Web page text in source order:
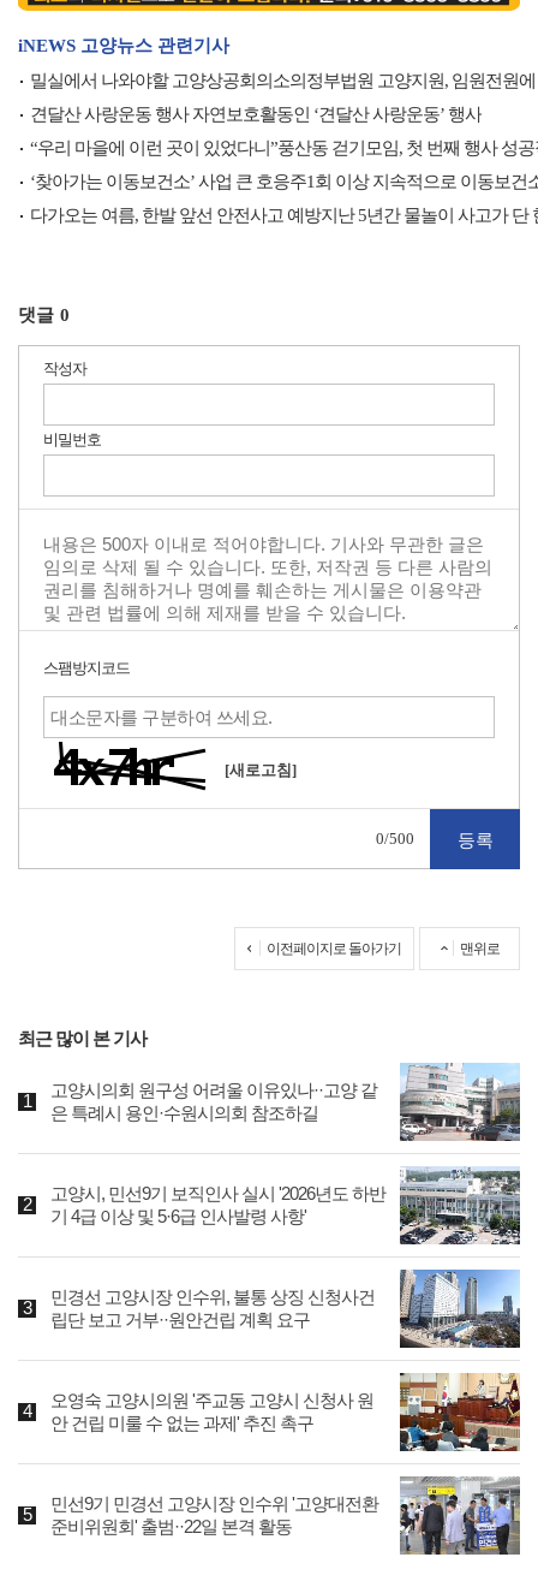
iNEWS 고양뉴스 관련기사
밀실에서 나와야할 고양상공회의소의정부법원 고양지원, 임원전원
견달산 사랑운동 행사 자연보호활동인 ‘견달산 사랑운동’ 행사
“우리 마을에 이런 곳이 있었다니”풍산동 걷기모임, 첫 번째 행사 성
‘찾아가는 이동보건소’ 사업 큰 호응주1회 이상 지속적으로 이동보건
다가오는 여름, 한발 앞선 안전사고 예방지난 5년간 물놀이 사고가 단
댓글 0
작성자
비밀번호
스팸방지코드
[새로고침]
0/500
이전페이지로 돌아가기 맨위로
최근 많이 본 기사
고양시의회 원구성 어려울 이유있나··고양 같
은 특례시 용인·수원시의회 참조하길
고양시, 민선9기 보직인사 실시 '2026년도 하반
기 4급 이상 및 5·6급 인사발령 사항'
민경선 고양시장 인수위, 불통 상징 신청사건
립단 보고 거부··원안건립 계획 요구
오영숙 고양시의원 '주교동 고양시 신청사 원
안 건립 미룰 수 없는 과제' 추진 촉구
민선9기 민경선 고양시장 인수위 '고양대전환
준비위원회' 출범··22일 본격 활동